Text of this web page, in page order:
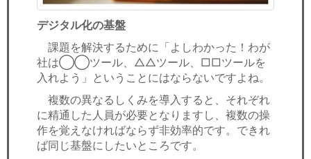
デジタル化の基盤
課題を解決するために「よしわかった！わが
社は◯◯ツール、△△ツール、□□ツールを
入れよう」ということにはならないですよね。
複数の異なるしくみを導入すると、それぞれ
に精通した人員が必要となりますし、複数の操
作を覚えなければならず非効率的です。できれ
ば同じ基盤にしたいところです。